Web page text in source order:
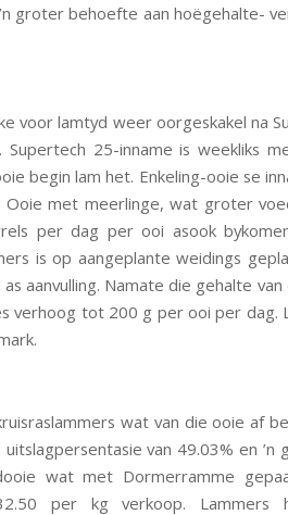
groter behoefte aan hoëgehalte-
voor lamtyd weer oorgeskakel na
25-inname is weekliks
begin lam het. Enkeling-ooie se
met meerlinge, wat groter
per dag per ooi asook
is op aangeplante weidings
aanvulling. Namate die gehalte
verhoog tot 200 g per ooi per dag.
wat van die ooie af
van 49.03% en ’n
wat met Dormerramme
per kg verkoop. Lammers